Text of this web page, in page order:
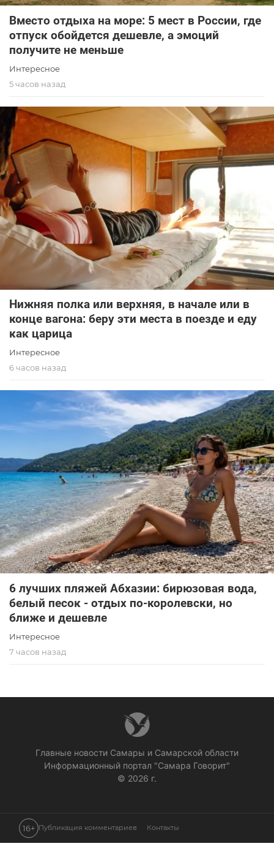
Вместо отдыха на море: 5 мест в России, где
отпуск обойдется дешевле, а эмоций
получите не меньше
Интересное
5 часов назад
Нижняя полка или верхняя, в начале или в
конце вагона: беру эти места в поезде и еду
как царица
Интересное
6 часов назад
6 лучших пляжей Абхазии: бирюзовая вода,
белый песок - отдых по-королевски, но
ближе и дешевле
Интересное
7 часов назад
Главные новости Самары и Самарской области
Информационный портал "Самара Говорит"
© 2026 г.
16+ Публикация комментариев Контакты